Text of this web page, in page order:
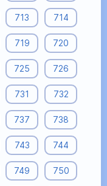
713 714
719 720
725 726
731 732
737 738
743 744
749 750